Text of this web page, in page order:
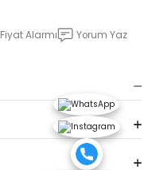
Fiyat Alarmı
Yorum Yaz